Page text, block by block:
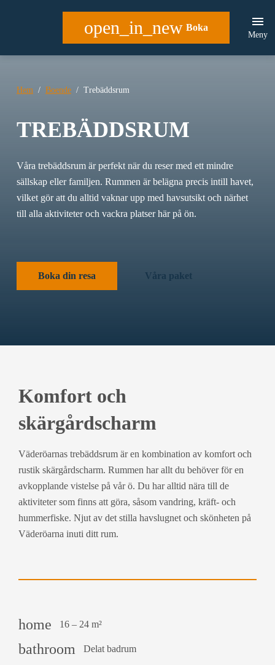
open_in_new Boka
Meny
Hem Boende Trebäddsrum
TREBÄDDSRUM
Våra trebäddsrum är perfekt när du reser med ett mindre
sällskap eller familjen. Rummen är belägna precis intill havet,
vilket gör att du alltid vaknar upp med havsutsikt och närhet
till alla aktiviteter och vackra platser här på ön.
Boka din resa Våra paket
Komfort och
skärgårdscharm
Väderöarnas trebäddsrum är en kombination av komfort och
rustik skärgårdscharm. Rummen har allt du behöver för en
avkopplande vistelse på vår ö. Du har alltid nära till de
aktiviteter som finns att göra, såsom vandring, kräft- och
hummerfiske. Njut av det stilla havslugnet och skönheten på
Väderöarna inuti ditt rum.
home 16 – 24 m²
bathroom Delat badrum